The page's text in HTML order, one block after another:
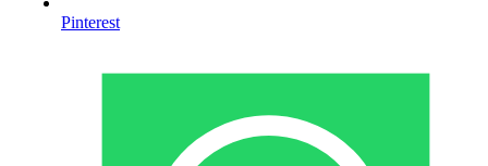
Pinterest